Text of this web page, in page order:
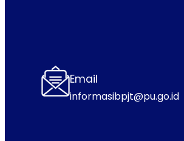
Email
informasibpjt@pu.go.id